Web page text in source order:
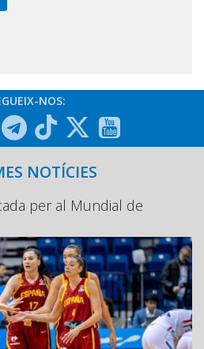
NOS:
NOTÍCIES
per al Mundial de